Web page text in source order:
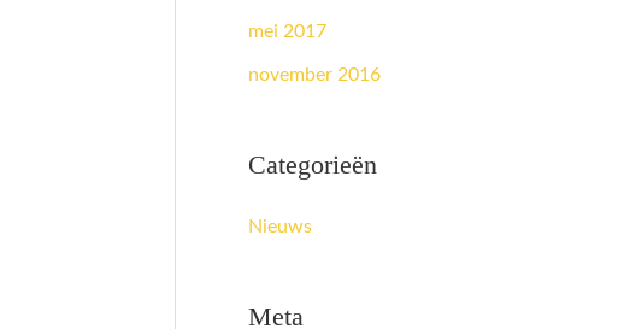
mei 2017
november 2016
Categorieën
Nieuws
Meta